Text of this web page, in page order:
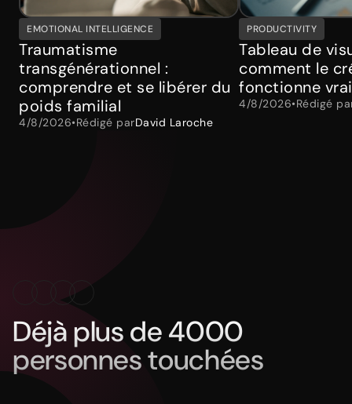
EMOTIONAL INTELLIGENCE
Traumatisme
transgénérationnel :
comprendre et se libérer du
poids familial
4/8/2026•Rédigé parDavid Laroche
PRODUCTIVITY
Tableau de
comment le
fonctionne
4/8/2026•Rédigé
Déjà plus de 4000
personnes touchées